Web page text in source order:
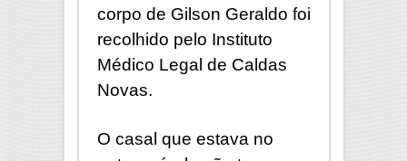
corpo de Gilson Geraldo foi
recolhido pelo Instituto
Médico Legal de Caldas
Novas.
O casal que estava no